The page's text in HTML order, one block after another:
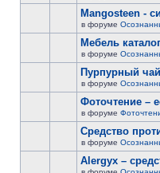
Mangosteen -
в форуме
Мебель каталог
в форуме
Пурпурный
в форуме
Фоточтение –
в форуме
Cредство
в форуме
Alergyx –